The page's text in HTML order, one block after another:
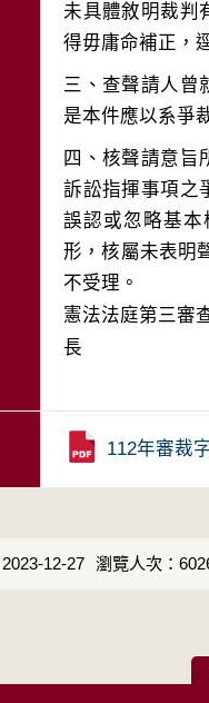
未具體敘明裁判
三、查聲請人曾
四、核聲請意旨
訴訟指揮事項之
誤認或忽略基
形，核屬未表明
不受理。
憲法法庭第三審
長
112年審裁
12-27 瀏覽人次：